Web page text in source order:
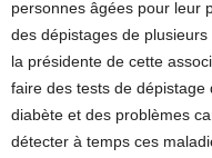
personnes âgées pour leur
des dépistages de plusieurs
la présidente de cette
faire des tests de dépistage
diabète et des problèmes
détecter à temps ces